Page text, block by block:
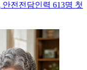
전전담인력 613명 첫